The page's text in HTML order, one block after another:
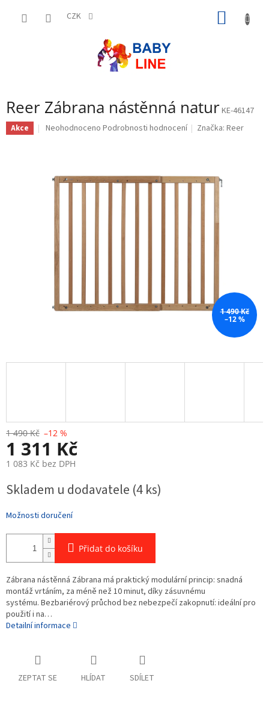
CZK
Reer Zábrana nástěnná naturKE-46147
Akce
Průměrné
0,0
Neohodnoceno Podrobnosti hodnocení Značka:Reer
1 490 Kč
–12 %
1 490 Kč –12 %
1 311 Kč
1 083 Kč bez DPH
cena:
Skladem u dodavatele (4 ks)
Možnosti doručení
Přidat do košíku
Zábrana nástěnná Zábrana má praktický modulární princip: snadná
montáž vrtáním, za méně než 10 minut, díky zásuvnému
systému. Bezbariérový průchod bez nebezpečí zakopnutí: ideální pro
použití i na…
Detailní informace
ZEPTAT SE HLÍDAT SDÍLET